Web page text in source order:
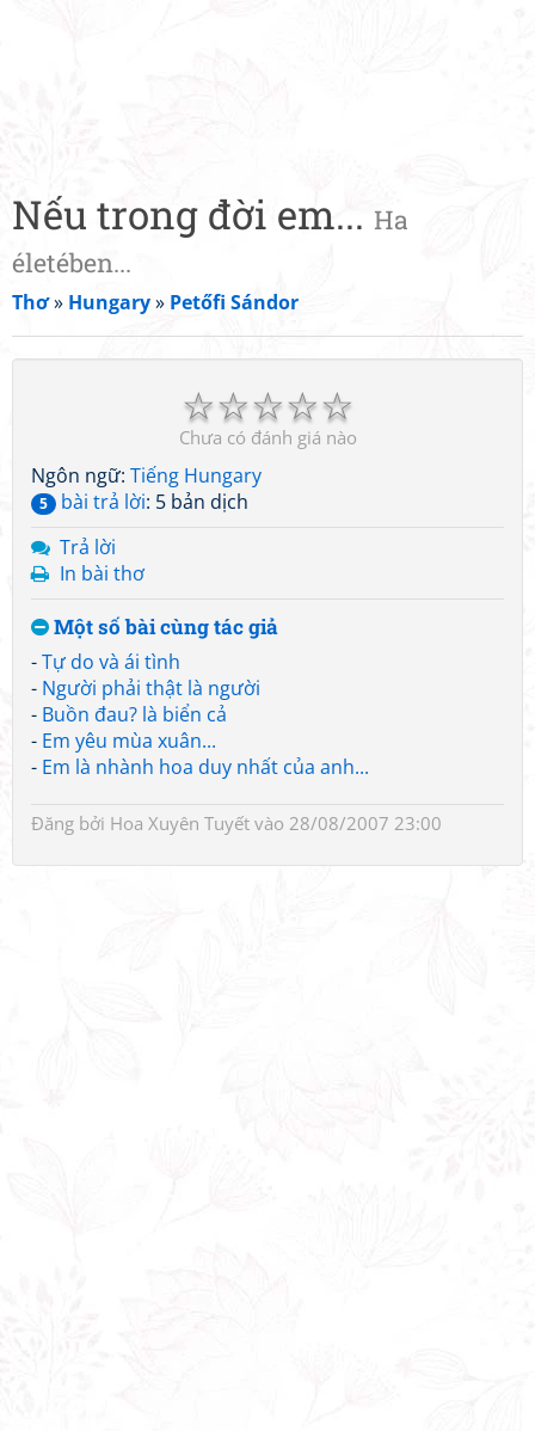
Nếu trong đời em... Ha
életében...
Thơ» Hungary» Petőfi Sándor
☆
☆
☆
☆
☆
Chưa có đánh giá nào
Ngôn ngữ: Tiếng Hungary
5 bài trả lời: 5 bản dịch
Trả lời
In bài thơ
Một số bài cùng tác giả
-Tự do và ái tình
- Người phải thật là người
- Buồn đau? là biển cả
- Em yêu mùa xuân...
- Em là nhành hoa duy nhất của anh...
Đăng bởi Hoa Xuyên Tuyết vào 28/08/2007 23:00